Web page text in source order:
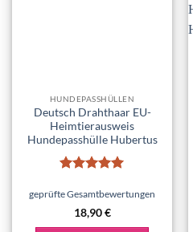
HUNDEPASSHÜLLEN
Deutsch Drahthaar EU-
Heimtierausweis
Hundepasshülle Hubertus
mit5von
geprüfte Gesamtbewertungen
18,90€